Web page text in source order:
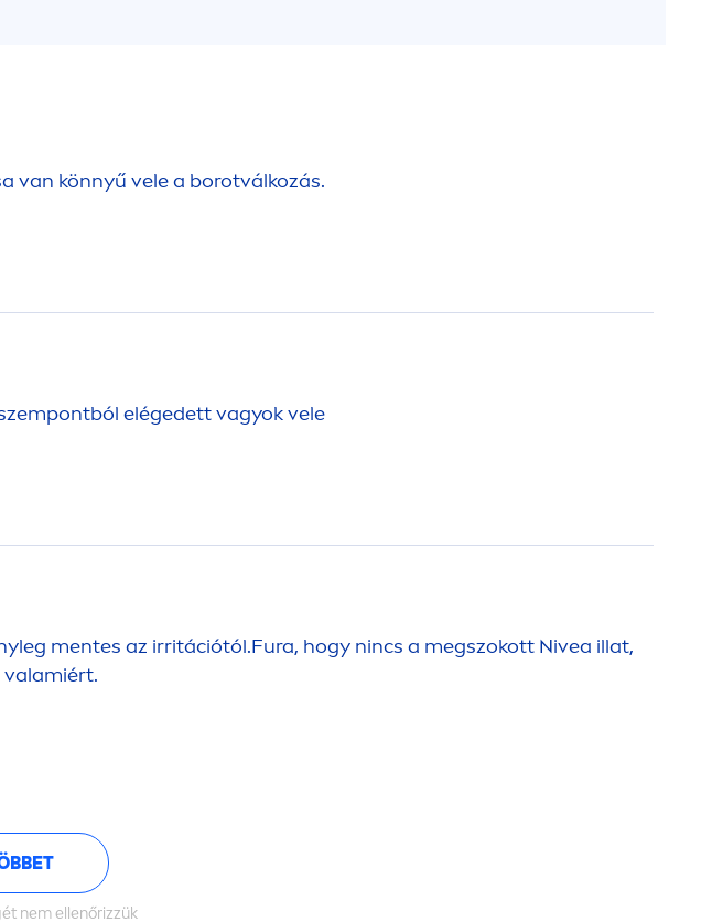
van könnyű vele a borotválkozás.
elégedett vagyok vele
mentes az irritációtól.Fura, hogy nincs a megszokott Nivea illat,
nem ellenőrizzük